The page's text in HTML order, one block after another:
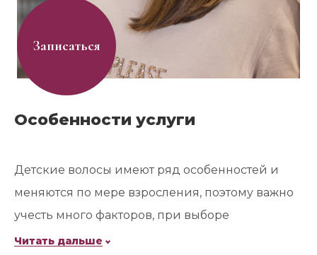
Записаться
Особенности услуги
Детские волосы имеют ряд особенностей и
меняются по мере взросления, поэтому важно
учесть много факторов, при выборе
подходящей формы. Мы учтем все нюансы и
Читать дальше